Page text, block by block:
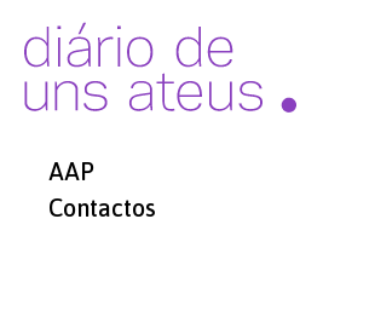
AAP
Contactos